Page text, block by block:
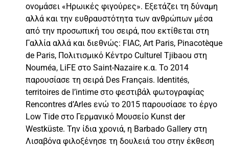
ονομάσει «Ηρωικές φιγούρες». Εξετάζει τη δύναμη
αλλά και την ευθραυστότητα των ανθρώπων μέσα
από την προσωπική του σειρά, που εκτίθεται στη
Γαλλία αλλά και διεθνώς: FIAC, Art Paris, Pinacotèque
de Paris, Πολιτισμικό Κέντρο Culturel Tjibaou στη
Nouméa, LiFE στο Saint-Nazaire κ.α. Το 2014
παρουσίασε τη σειρά Des Français. Identités,
territoires de l’intime στο φεστιβάλ φωτογραφίας
Rencontres d’Arles ενώ το 2015 παρουσίασε το έργο
Low Tide στο Γερμανικό Μουσείο Kunst der
Westküste. Την ίδια χρονιά, η Barbado Gallery στη
Λισαβόνα φιλοξένησε τη δουλειά του στην έκθεση